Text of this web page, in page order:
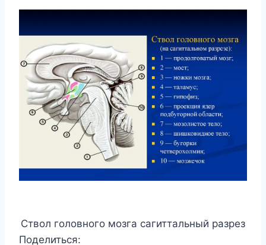
Ствол головного мозга сагиттальный разрез
Поделиться: